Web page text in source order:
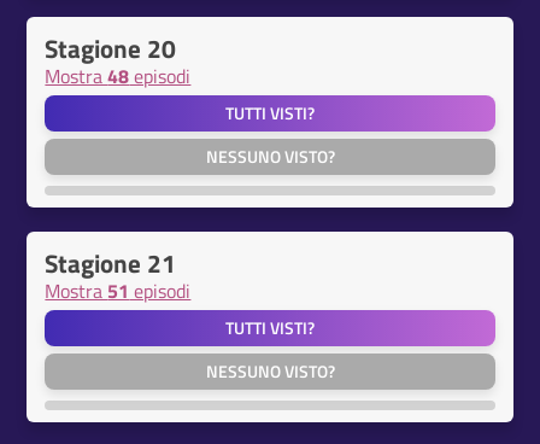
Stagione 20
Mostra48episodi
TUTTI VISTI?
NESSUNO VISTO?
Stagione 21
Mostra 51 episodi
TUTTI VISTI?
NESSUNO VISTO?